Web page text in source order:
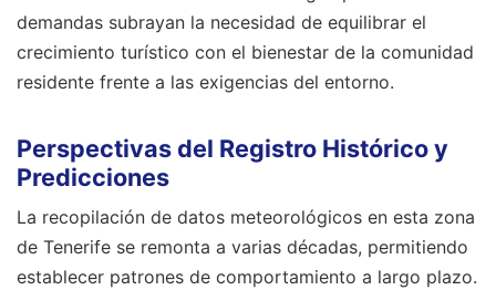
demandas subrayan la necesidad de equilibrar el
crecimiento turístico con el bienestar de la comunidad
residente frente a las exigencias del entorno.
Perspectivas del Registro Histórico y
Predicciones
La recopilación de datos meteorológicos en esta zona
de Tenerife se remonta a varias décadas, permitiendo
establecer patrones de comportamiento a largo plazo.